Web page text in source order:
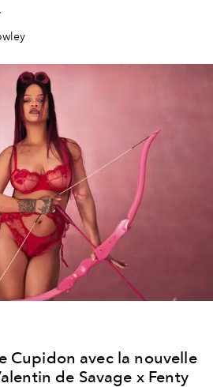
Cupidon avec la nouvelle
de Savage x Fenty